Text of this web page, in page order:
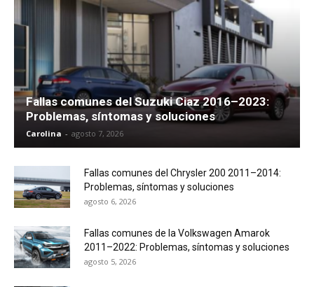
Fallas comunes del Suzuki Ciaz 2016–2023:
Problemas, síntomas y soluciones
Carolina - agosto 7, 2026
Fallas comunes del Chrysler 200 2011–2014:
Problemas, síntomas y soluciones
agosto 6, 2026
Fallas comunes de la Volkswagen Amarok
2011–2022: Problemas, síntomas y soluciones
agosto 5, 2026